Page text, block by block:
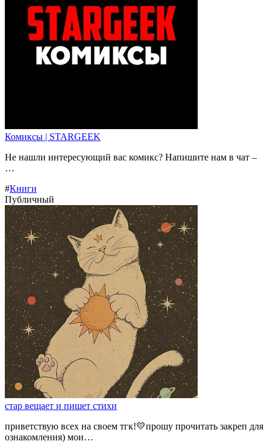
Комиксы | STARGEEK
Не нашли интересующий вас комикс? Напишите нам в чат –
…
#Книги
Публичный
стар вещает и пишет стихи
приветствую всех на своем тгк!💛прошу прочитать закреп для
ознакомления) мои…